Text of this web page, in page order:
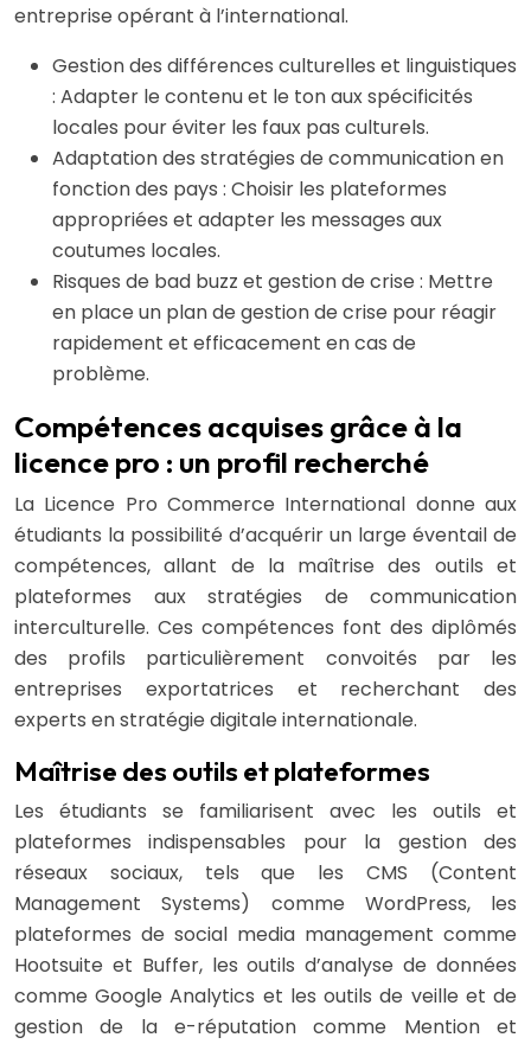
entreprise opérant à l’international.
Gestion des différences culturelles et linguistiques
: Adapter le contenu et le ton aux spécificités
locales pour éviter les faux pas culturels.
Adaptation des stratégies de communication en
fonction des pays : Choisir les plateformes
appropriées et adapter les messages aux
coutumes locales.
Risques de bad buzz et gestion de crise : Mettre
en place un plan de gestion de crise pour réagir
rapidement et efficacement en cas de
problème.
Compétences acquises grâce à la
licence pro : un profil recherché
La Licence Pro Commerce International donne aux
étudiants la possibilité d’acquérir un large éventail de
compétences, allant de la maîtrise des outils et
plateformes aux stratégies de communication
interculturelle. Ces compétences font des diplômés
des profils particulièrement convoités par les
entreprises exportatrices et recherchant des
experts en stratégie digitale internationale.
Maîtrise des outils et plateformes
Les étudiants se familiarisent avec les outils et
plateformes indispensables pour la gestion des
réseaux sociaux, tels que les CMS (Content
Management Systems) comme WordPress, les
plateformes de social media management comme
Hootsuite et Buffer, les outils d’analyse de données
comme Google Analytics et les outils de veille et de
gestion de la e-réputation comme Mention et